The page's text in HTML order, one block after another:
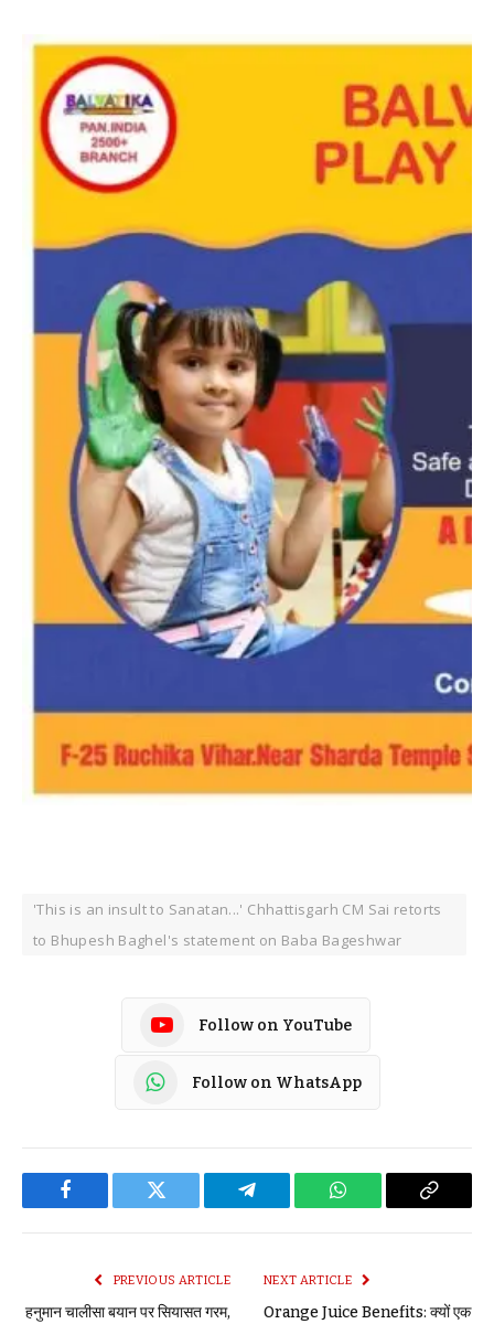
'This is an insult to Sanatan...' Chhattisgarh CM Sai retorts
to Bhupesh Baghel's statement on Baba Bageshwar
Follow on YouTube
Follow on WhatsApp
Facebook Twitter Telegram WhatsApp Copy
PREVIOUS ARTICLE
हनुमान चालीसा बयान पर सियासत गरम,
NEXT ARTICLE
Orange Juice Benefits: क्‍यों एक